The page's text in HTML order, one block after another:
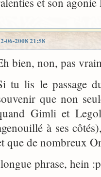
06-2008 21:58
bien, non, pas
tu lis le passage
que non
Gimli et
à ses
que de nombreux
phrase, hein